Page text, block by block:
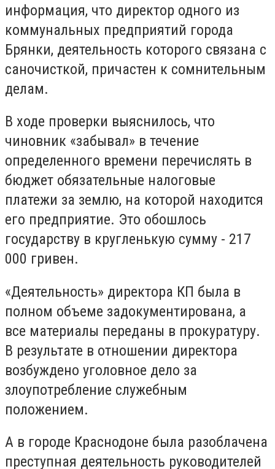
информация, что директор одного из
коммунальных предприятий города
Брянки, деятельность которого связана с
саночисткой, причастен к сомнительным
делам.
В ходе проверки выяснилось, что
чиновник «забывал» в течение
определенного времени перечислять в
бюджет обязательные налоговые
платежи за землю, на которой находится
его предприятие. Это обошлось
государству в кругленькую сумму - 217
000 гривен.
«Деятельность» директора КП была в
полном объеме задокументирована, а
все материалы переданы в прокуратуру.
В результате в отношении директора
возбуждено уголовное дело за
злоупотребление служебным
положением.
А в городе Краснодоне была разоблачена
преступная деятельность руководителей